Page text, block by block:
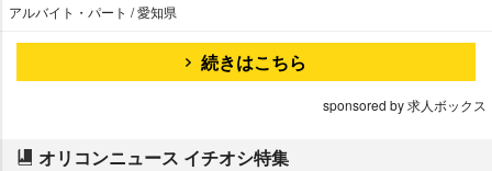
アルバイト・パート / 愛知県
続きはこちら
sponsored by 求人ボックス
オリコンニュース イチオシ特集